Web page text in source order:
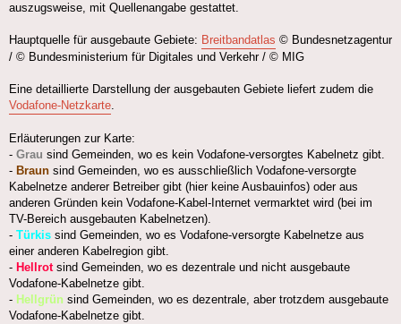
auszugsweise, mit Quellenangabe gestattet.
Hauptquelle für ausgebaute Gebiete: Breitbandatlas © Bundesnetzagentur
/ © Bundesministerium für Digitales und Verkehr / © MIG
Eine detaillierte Darstellung der ausgebauten Gebiete liefert zudem die
Vodafone-Netzkarte.
Erläuterungen zur Karte:
- Grau sind Gemeinden, wo es kein Vodafone-versorgtes Kabelnetz gibt.
- Braun sind Gemeinden, wo es ausschließlich Vodafone-versorgte
Kabelnetze anderer Betreiber gibt (hier keine Ausbauinfos) oder aus
anderen Gründen kein Vodafone-Kabel-Internet vermarktet wird (bei im
TV-Bereich ausgebauten Kabelnetzen).
- Türkis sind Gemeinden, wo es Vodafone-versorgte Kabelnetze aus
einer anderen Kabelregion gibt.
- Hellrotsind Gemeinden, wo es dezentrale und nicht ausgebaute
Vodafone-Kabelnetze gibt.
- Hellgrün sind Gemeinden, wo es dezentrale, aber trotzdem ausgebaute
Vodafone-Kabelnetze gibt.